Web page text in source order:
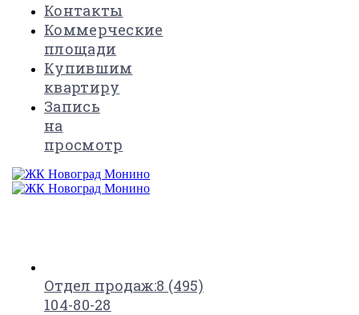
Контакты
Коммерческие
площади
Купившим
квартиру
Запись
на
просмотр
Отдел продаж:8 (495)
104-80-28